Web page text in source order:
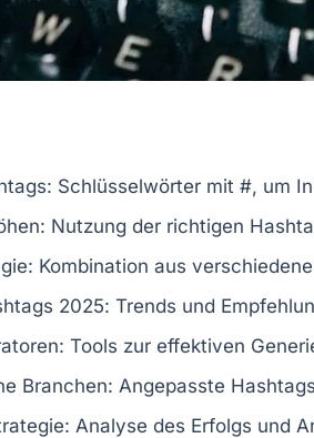
: Schlüsselwörter mit #, um
: Nutzung der richtigen
: Kombination aus
2025: Trends und
: Tools zur effektiven
Branchen: Angepasste
: Analyse des Erfolgs und